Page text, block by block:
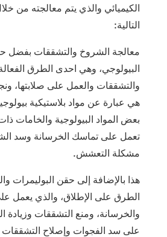
الكيميائي والذي يتم معالجته من
التالية:
معالجة الشروخ والتشققات بفضل
البيولوجي، وهي احدى الطرق
والتشققات والعمل على صلابتها،
هي عبارة عن مواد بلاستيكية
بعض المواد البيولوجية والخامات
تعمل على تماسك الخرسانة وسد
مشكلة التعشش.
هذا بالإضافة إلى حقن البوليمرات
الطرق على الإطلاق، والذي يعمل
والخرسانة، ومنع التشققات وزيادة
على سد الفجوات وإصلاح التشققات